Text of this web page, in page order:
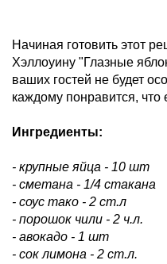
Начиная готовить этот
Хэллоуину "Глазные
ваших гостей не будет
каждому понравится, что
Ингредиенты:
- крупные яйца - 10 шт
- сметана - 1/4 стакана
- соус тако - 2 ст.л
- порошок чили - 2 ч.л.
- авокадо - 1 шт
- сок лимона - 2 ст.л.